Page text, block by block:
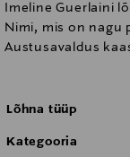
Imeline Guerlaini
Nimi, mis on nagu
Austusavaldus
Lõhna tüüp
Kategooria